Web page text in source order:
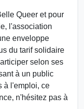
Queer et pour
l'association
enveloppe
du tarif solidaire
selon ses
à un public
à l'emploi, ce
n'hésitez pas à